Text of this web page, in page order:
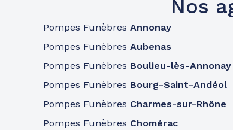
Funérarium St Etienne
68 R Marengo-42000 Saint-Étienne
Agences les plus proches
Funérarium St Etienne
Nos
Pompes Funèbres Annonay
Pompes Funèbres Aubenas
Pompes Funèbres Boulieu-lès-Annonay
Pompes Funèbres Bourg-Saint-Andéol
Pompes Funèbres Charmes-sur-Rhône
Pompes Funèbres Chomérac